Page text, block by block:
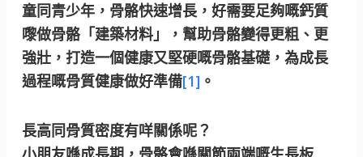
童同青少年，骨骼快速增長，好需要足夠嘅鈣質
嚟做骨骼「建築材料」，幫助骨骼變得更粗、更
強壯，打造一個健康又堅硬嘅骨骼基礎，為成長
過程嘅骨質健康做好準備[1] 。
長高同骨質密度有咩關係呢？